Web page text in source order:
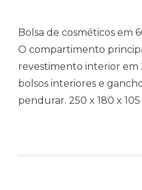
Bolsa de cosméticos em
O compartimento
revestimento interior em
bolsos interiores e
pendurar. 250 x 180 x